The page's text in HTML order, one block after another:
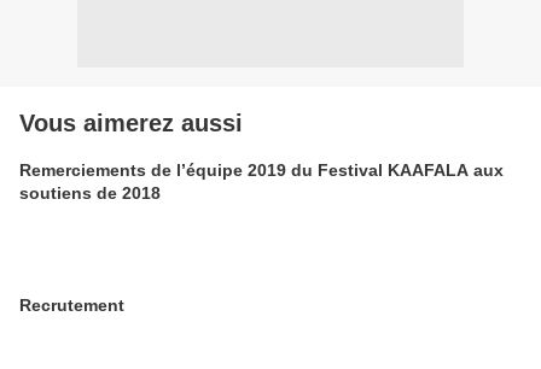
Vous aimerez aussi
Remerciements de l’équipe 2019 du Festival KAAFALA aux
soutiens de 2018
Recrutement